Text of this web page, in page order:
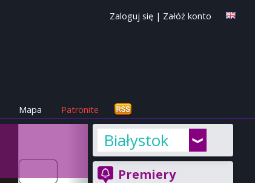
Zaloguj się | Załóż konto
Mapa Patronite
Białystok
Premiery